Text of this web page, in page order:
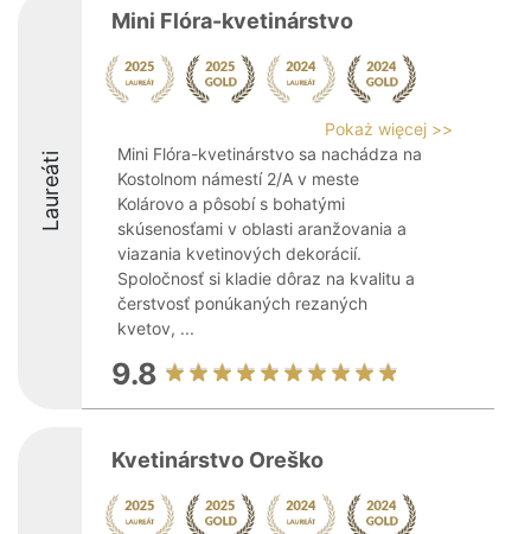
Laureáti
Mini Flóra-kvetinárstvo
Pokaż więcej >>
Mini Flóra-kvetinárstvo sa nachádza na
Kostolnom námestí 2/A v meste
Kolárovo a pôsobí s bohatými
skúsenosťami v oblasti aranžovania a
viazania kvetinových dekorácií.
Spoločnosť si kladie dôraz na kvalitu a
čerstvosť ponúkaných rezaných
kvetov, ...
9.8
Kvetinárstvo Oreško